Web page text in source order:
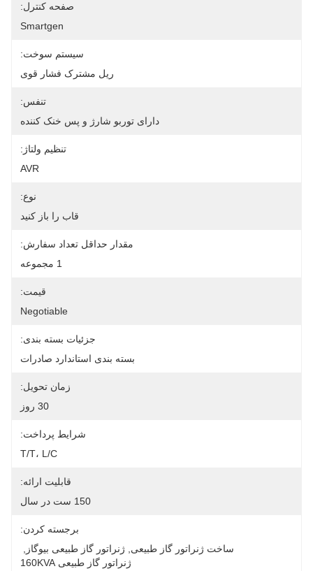
صفحه کنترل:
Smartgen
سیستم سوخت:
ریل مشترک فشار قوی
تنفس:
دارای توربو شارژ و پس خنک کننده
تنظیم ولتاژ:
AVR
نوع:
قاب را باز کنید
مقدار حداقل تعداد سفارش:
1 مجموعه
قیمت:
Negotiable
جزئیات بسته بندی:
بسته بندی استاندارد صادرات
زمان تحویل:
30 روز
شرایط پرداخت:
T/T، L/C
قابلیت ارائه:
150 ست در سال
برجسته کردن:
ساخت ژنراتور گاز طبیعی ژنراتور گاز طبیعی بیوگاز
ژنراتور گاز طبیعی 160KVA